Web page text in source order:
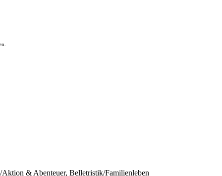
& Abenteuer, Belletristik/Familienleben